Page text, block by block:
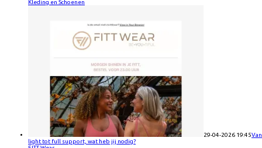
Kleding en Schoenen
29-04-2026 19:45Van
light tot full support, wat heb jij nodig?